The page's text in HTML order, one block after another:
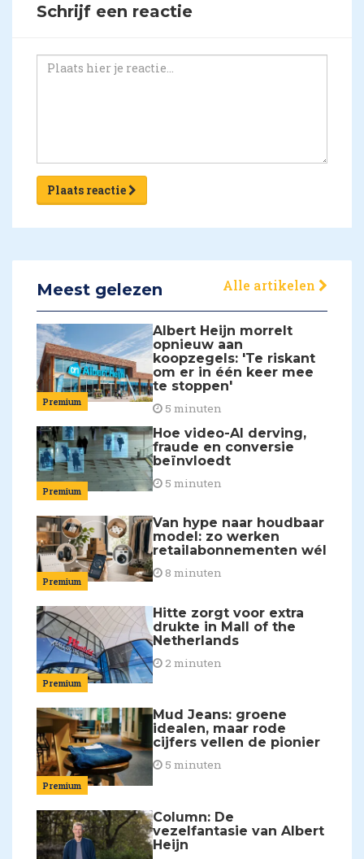
Schrijf een reactie
Plaats reactie
Meest gelezen Alle artikelen
Premium
Albert Heijn morrelt
opnieuw aan
koopzegels: 'Te riskant
om er in één keer mee
te stoppen'
5 minuten
Premium
Hoe video-AI derving,
fraude en conversie
beïnvloedt
5 minuten
Premium
Van hype naar houdbaar
model: zo werken
retailabonnementen wél
8 minuten
Premium
Hitte zorgt voor extra
drukte in Mall of the
Netherlands
2 minuten
Premium
Mud Jeans: groene
idealen, maar rode
cijfers vellen de pionier
5 minuten
Column: De
vezelfantasie van Albert
Heijn